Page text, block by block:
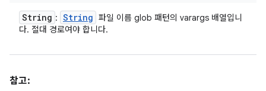
String : String 파일 이름 glob 패턴의 varargs 배열입니
다. 절대 경로여야 합니다.
참고: